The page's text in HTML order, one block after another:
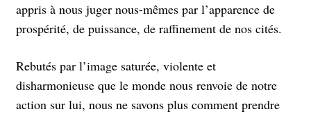
appris à nous juger nous-mêmes par l’apparence de
prospérité, de puissance, de raffinement de nos cités.
Rebutés par l’image saturée, violente et
disharmonieuse que le monde nous renvoie de notre
action sur lui, nous ne savons plus comment prendre